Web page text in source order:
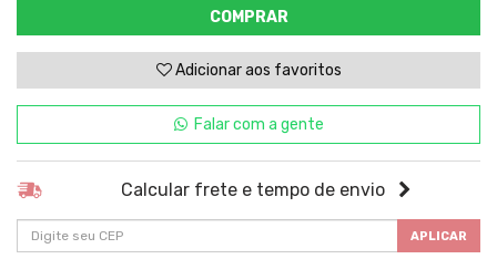
COMPRAR
Adicionar aos favoritos
Falar com a gente
Calcular frete e tempo de envio
APLICAR